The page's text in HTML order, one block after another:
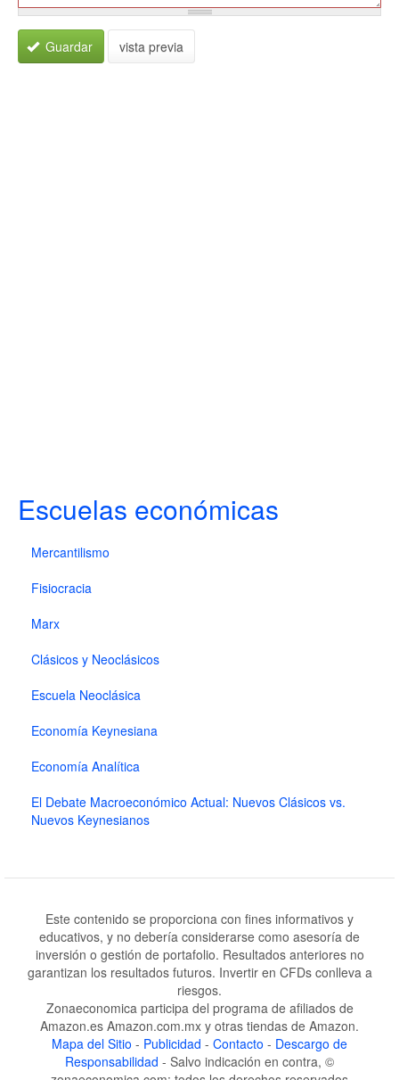
Guardar vista previa
Escuelas económicas
Mercantilismo
Fisiocracia
Marx
Clásicos y Neoclásicos
Escuela Neoclásica
Economía Keynesiana
Economía Analítica
El Debate Macroeconómico Actual: Nuevos Clásicos vs.
Nuevos Keynesianos
Este contenido se proporciona con fines informativos y
educativos, y no debería considerarse como asesoría de
inversión o gestión de portafolio. Resultados anteriores no
garantizan los resultados futuros. Invertir en CFDs conlleva a
riesgos.
Zonaeconomica participa del programa de afiliados de
Amazon.es Amazon.com.mx y otras tiendas de Amazon.
Mapa del Sitio - Publicidad - Contacto - Descargo de
Responsabilidad - Salvo indicación en contra, ©